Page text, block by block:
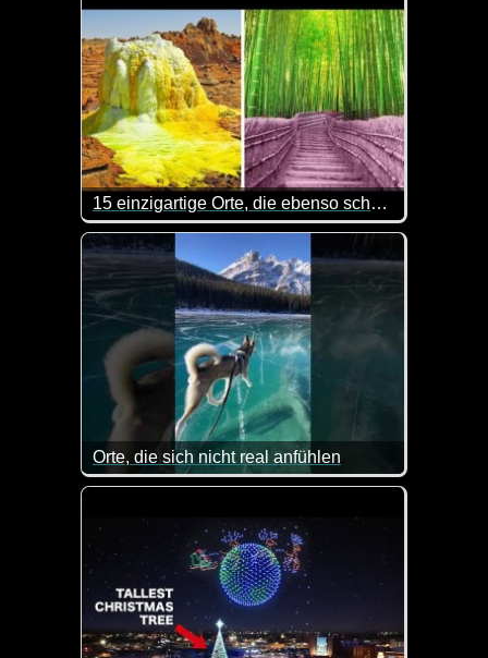
15 einzigartige Orte, die ebenso schön wie gruselig sind
Fantastische Orte und unglaublich schöne Natur
Orte, die sich nicht real anfühlen
Wenn das keine interessanten Orte sind...